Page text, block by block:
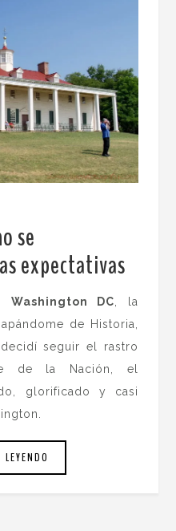
se
expectativas
Washington DC , la
de Historia,
seguir el rastro
de la Nación, el
glorificado y casi